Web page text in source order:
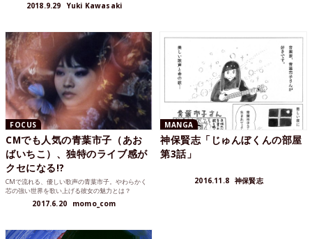
2018.9.29 Yuki Kawasaki
FOCUS
CMでも人気の青葉市子（あお
ばいちこ）、独特のライブ感が
クセになる!?
CMで流れる、優しい歌声の青葉市子。やわらかく
芯の強い世界を歌い上げる彼女の魅力とは？
2017.6.20 momo_com
MANGA
神保賢志「じゅんぼくんの部屋
第3話」
2016.11.8 神保賢志